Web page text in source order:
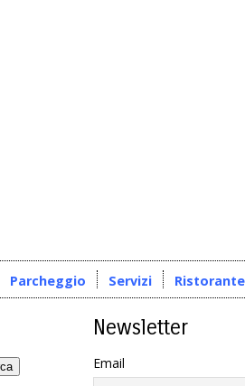
Parcheggio Servizi Ristorante
Newsletter
Email